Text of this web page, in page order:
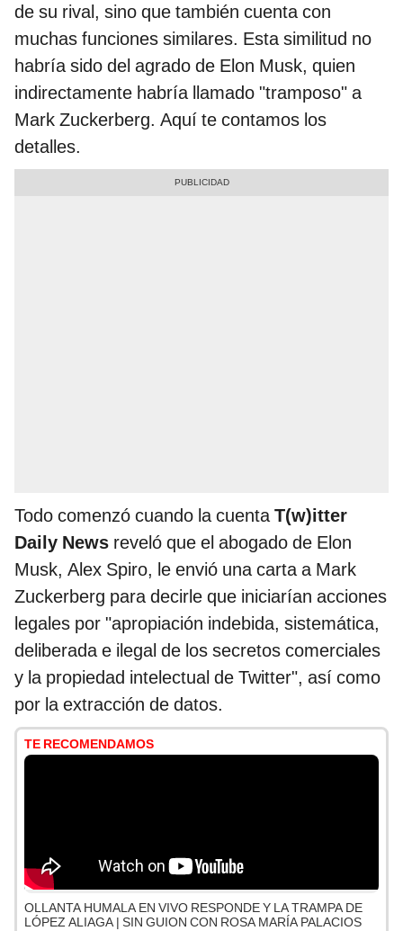
de su rival, sino que también cuenta con
muchas funciones similares. Esta similitud no
habría sido del agrado de Elon Musk, quien
indirectamente habría llamado "tramposo" a
Mark Zuckerberg. Aquí te contamos los
detalles.
Todo comenzó cuando la cuentaT(w)itter
Daily News reveló que el abogado de Elon
Musk, Alex Spiro, le envió una carta a Mark
Zuckerberg para decirle que iniciarían acciones
legales por "apropiación indebida, sistemática,
deliberada e ilegal de los secretos comerciales
y la propiedad intelectual de Twitter", así como
por la extracción de datos.
TE RECOMENDAMOS
OLLANTA HUMALA EN VIVO RESPONDE Y LA TRAMPA DE
LÓPEZ ALIAGA | SIN GUION CON ROSA MARÍA PALACIOS